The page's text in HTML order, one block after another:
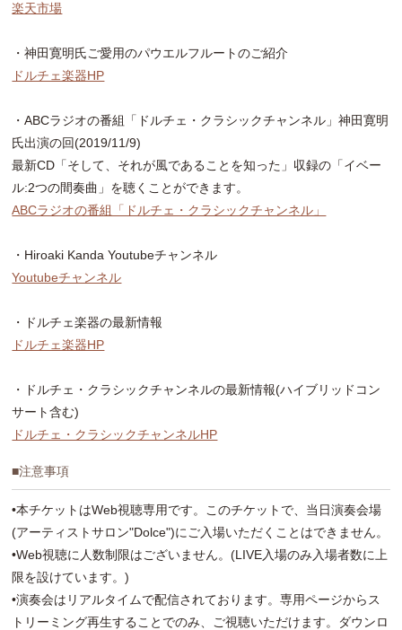
楽天市場
・神田寛明氏ご愛用のパウエルフルートのご紹介
ドルチェ楽器HP
・ABCラジオの番組「ドルチェ・クラシックチャンネル」神田寛明
氏出演の回(2019/11/9)
最新CD「そして、それが風であることを知った」収録の「イベー
ル:2つの間奏曲」を聴くことができます。
ABCラジオの番組「ドルチェ・クラシックチャンネル」
・Hiroaki Kanda Youtubeチャンネル
Youtubeチャンネル
・ドルチェ楽器の最新情報
ドルチェ楽器HP
・ドルチェ・クラシックチャンネルの最新情報(ハイブリッドコン
サート含む)
ドルチェ・クラシックチャンネルHP
■注意事項
•本チケットはWeb視聴専用です。このチケットで、当日演奏会場
(アーティストサロン"Dolce")にご入場いただくことはできません。
•Web視聴に人数制限はございません。(LIVE入場のみ入場者数に上
限を設けています。)
•演奏会はリアルタイムで配信されております。専用ページからス
トリーミング再生することでのみ、ご視聴いただけます。ダウンロ